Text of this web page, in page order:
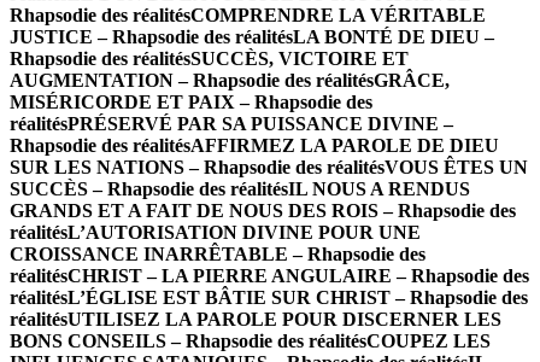
Rhapsodie des réalitésCOMPRENDRE LA VÉRITABLE
JUSTICE – Rhapsodie des réalitésLA BONTÉ DE DIEU –
Rhapsodie des réalitésSUCCÈS, VICTOIRE ET
AUGMENTATION – Rhapsodie des réalitésGRÂCE,
MISÉRICORDE ET PAIX – Rhapsodie des
réalitésPRÉSERVÉ PAR SA PUISSANCE DIVINE –
Rhapsodie des réalitésAFFIRMEZ LA PAROLE DE DIEU
SUR LES NATIONS – Rhapsodie des réalitésVOUS ÊTES UN
SUCCÈS – Rhapsodie des réalitésIL NOUS A RENDUS
GRANDS ET A FAIT DE NOUS DES ROIS – Rhapsodie des
réalitésL’AUTORISATION DIVINE POUR UNE
CROISSANCE INARRÊTABLE – Rhapsodie des
réalitésCHRIST – LA PIERRE ANGULAIRE – Rhapsodie des
réalitésL’ÉGLISE EST BÂTIE SUR CHRIST – Rhapsodie des
réalitésUTILISEZ LA PAROLE POUR DISCERNER LES
BONS CONSEILS – Rhapsodie des réalitésCOUPEZ LES